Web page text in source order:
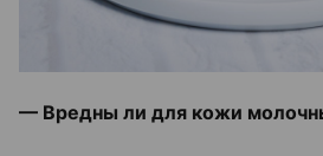
— Вредны ли для кожи